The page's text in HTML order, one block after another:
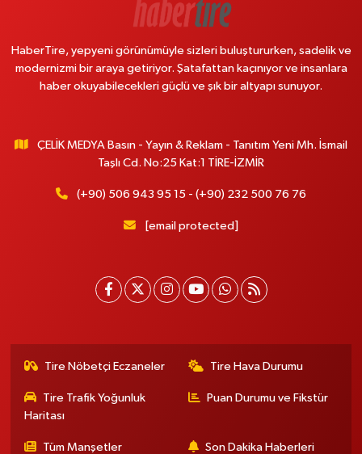
HaberTire, yepyeni görünümüyle sizleri buluştururken, sadelik ve
modernizmi bir araya getiriyor. Şatafattan kaçınıyor ve insanlara
haber okuyabilecekleri güçlü ve şık bir altyapı sunuyor.
ÇELİK MEDYA Basın - Yayın & Reklam - Tanıtım Yeni Mh. İsmail
Taşlı Cd. No:25 Kat:1 TİRE-İZMİR
(+90) 506 943 95 15 - (+90) 232 500 76 76
[email protected]
Tire Nöbetçi Eczaneler Tire Hava Durumu
Tire Trafik Yoğunluk
Haritası
Puan Durumu ve Fikstür
Tüm Manşetler Son Dakika Haberleri